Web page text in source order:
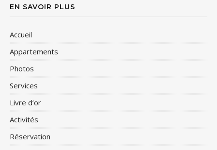
EN SAVOIR PLUS
Accueil
Appartements
Photos
Services
Livre d’or
Activités
Réservation